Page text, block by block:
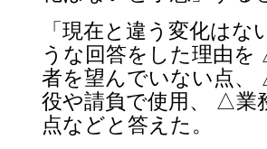
「現在と違う変化は
うな回答をした理由
者を望んでいない点
役や請負で使用、 △業
点などと答えた。